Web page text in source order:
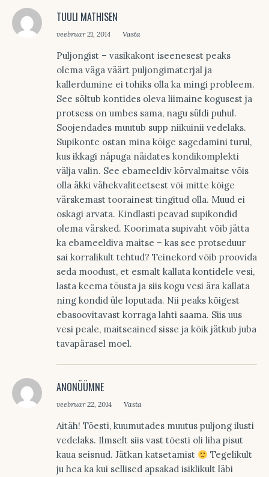
TUULI MATHISEN
veebruar 21, 2014 Vasta
Puljongist – vasikakont iseenesest peaks
olema väga väärt puljongimaterjal ja
kallerdumine ei tohiks olla ka mingi probleem.
See sõltub kontides oleva liimaine kogusest ja
protsess on umbes sama, nagu süldi puhul.
Soojendades muutub supp niikuinii vedelaks.
Supikonte ostan mina kõige sagedamini turul,
kus ikkagi näpuga näidates kondikomplekti
välja valin. See ebameeldiv kõrvalmaitse võis
olla äkki vähekvaliteetsest või mitte kõige
värskemast toorainest tingitud olla. Muud ei
oskagi arvata. Kindlasti peavad supikondid
olema värsked. Koorimata supivaht võib jätta
ka ebameeldiva maitse – kas see protseduur
sai korralikult tehtud? Teinekord võib proovida
seda moodust, et esmalt kallata kontidele vesi,
lasta keema tõusta ja siis kogu vesi ära kallata
ning kondid üle loputada. Nii peaks kõigest
ebasoovitavast korraga lahti saama. Siis uus
vesi peale, maitseained sisse ja kõik jätkub juba
tavapärasel moel.
ANONÜÜMNE
veebruar 22, 2014 Vasta
Aitäh! Tõesti, kuumutades muutus puljong ilusti
vedelaks. Ilmselt siis vast tõesti oli liha pisut
kaua seisnud. Jätkan katsetamist
Tegelikult
ju hea ka kui sellised apsakad isiklikult läbi